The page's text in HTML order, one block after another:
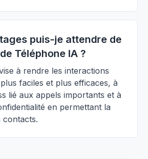
puis-je attendre de
Téléphone IA ?
à rendre les interactions
faciles et plus efficaces, à
lié aux appels importants et à
en permettant la
contacts.